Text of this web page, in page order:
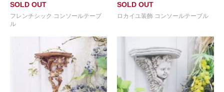
SOLD OUT
フレンチシック コンソールテーブ
ル
SOLD OUT
ロカイユ装飾 コンソールテーブル